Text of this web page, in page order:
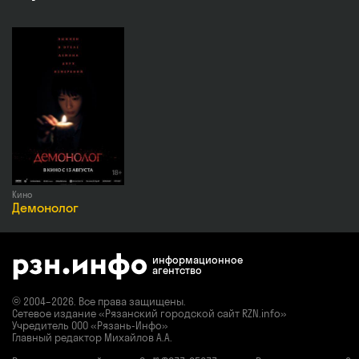
Режиссёр
Актёры
Ума Турман, Люси Лю, Вивика А.Фокс, Майкл Мэдсен,
Юки Кадзамацури, Джеймс Паркс, Джонатан Локран
Продолж.
281 мин.
Премьера
4 июня 2026 в России
Возраст
Боевик, Триллер, Криминал
Кино
Демонолог
информационное
агентство
© 2004–2026. Все права защищены.
Сетевое издание «Рязанский городской сайт RZN.info»
Учредитель ООО «Рязань-Инфо»
Главный редактор Михайлов А.А.